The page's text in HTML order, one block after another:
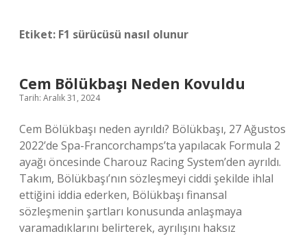
Etiket: F1 sürücüsü nasıl olunur
Cem Bölükbaşı Neden Kovuldu
Tarih: Aralık 31, 2024
Cem Bölükbaşı neden ayrıldı? Bölükbaşı, 27 Ağustos
2022’de Spa-Francorchamps’ta yapılacak Formula 2
ayağı öncesinde Charouz Racing System’den ayrıldı.
Takım, Bölükbaşı’nın sözleşmeyi ciddi şekilde ihlal
ettiğini iddia ederken, Bölükbaşı finansal
sözleşmenin şartları konusunda anlaşmaya
varamadıklarını belirterek, ayrılışını haksız